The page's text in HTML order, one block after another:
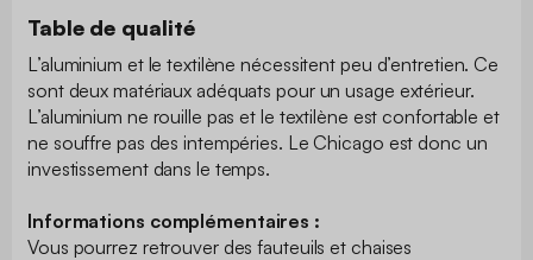
Table de qualité
L’aluminium et le textilène nécessitent peu d’entretien. Ce
sont deux matériaux adéquats pour un usage extérieur.
L’aluminium ne rouille pas et le textilène est confortable et
ne souffre pas des intempéries. Le Chicago est donc un
investissement dans le temps.
Informations complémentaires :
Vous pourrez retrouver des fauteuils et chaises